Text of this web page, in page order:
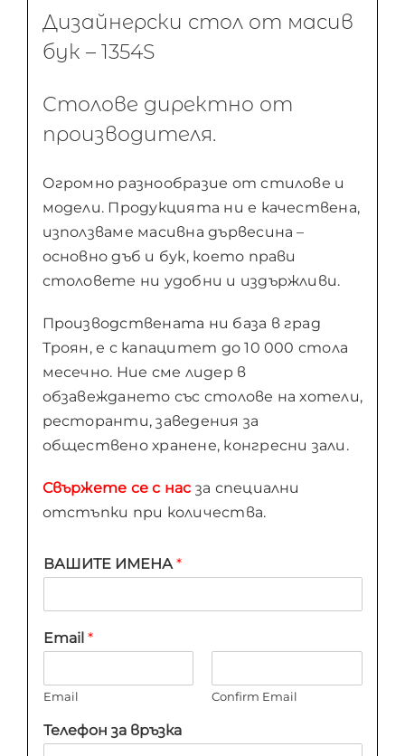
Дизайнерски стол от масив
бук – 1354S
Столове директно от
производителя.
Огромно разнообразие от стилове и
модели. Продукцията ни е качествена,
използваме масивна дървесина –
основно дъб и бук, което прави
столовете ни удобни и издържливи.
Производствената ни база в град
Троян, е с капацитет до 10 000 стола
месечно. Ние сме лидер в
обзавеждането със столове на хотели,
ресторанти, заведения за
обществено хранене, конгресни зали.
Свържете се с нас за специални
отстъпки при количества.
ВАШИТЕ ИМЕНА *
Email *
Email Confirm Email
Телефон за връзка